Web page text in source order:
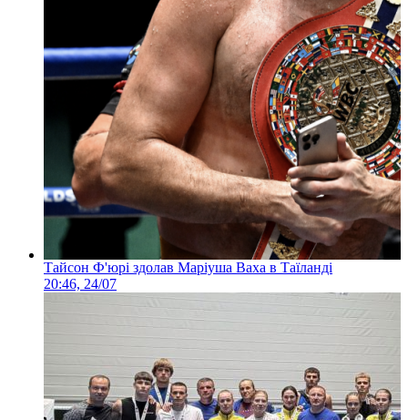
Тайсон Ф'юрі здолав Маріуша Ваха в Таїланді
20:46, 24/07